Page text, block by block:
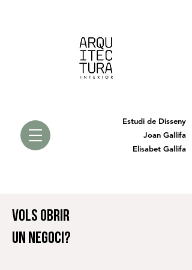
Estudi de Disseny
Joan Gallifa
Elisabet Gallifa
Vols obrir
un NEGOCI?